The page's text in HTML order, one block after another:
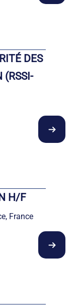
DES
(RSSI-
H/F
France